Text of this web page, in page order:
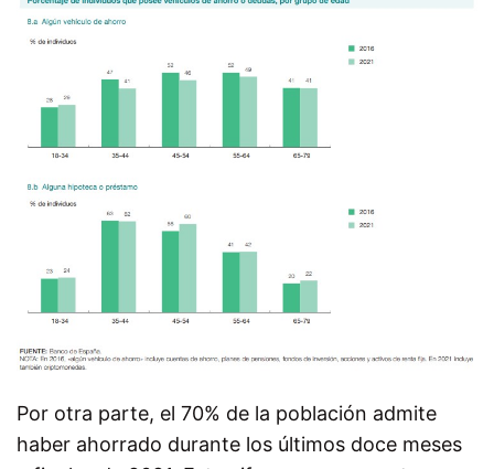
Por otra parte, el 70% de la población admite
haber ahorrado durante los últimos doce meses